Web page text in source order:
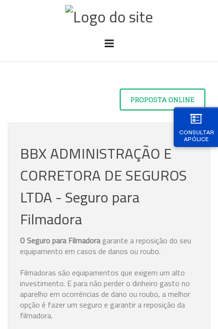
CONSULTAR
APÓLICE
PROPOSTA ONLINE
BBX ADMINISTRAÇÃO E
CORRETORA DE SEGUROS
LTDA - Seguro para
Filmadora
O Seguro para Filmadoragarante a reposição do seu
equipamento em casos de danos ou roubo.
Filmadoras são equipamentos que exigem um alto
investimento. E para não perder o dinheiro gasto no
aparelho em ocorrências de dano ou roubo, a melhor
opção é fazer um seguro e garantir a reposição da
filmadora.